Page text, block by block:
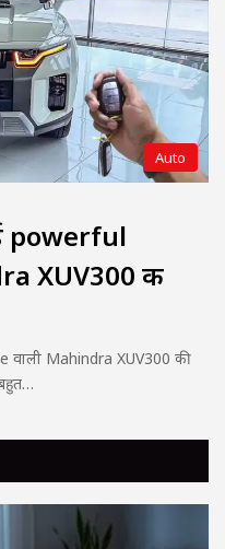
Auto
powerful
XUV300 की
Mahindra XUV300 की